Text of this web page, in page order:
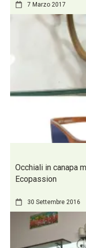
7 Marzo 2017
Occhiali in canapa
Ecopassion
30 Settembre 2016